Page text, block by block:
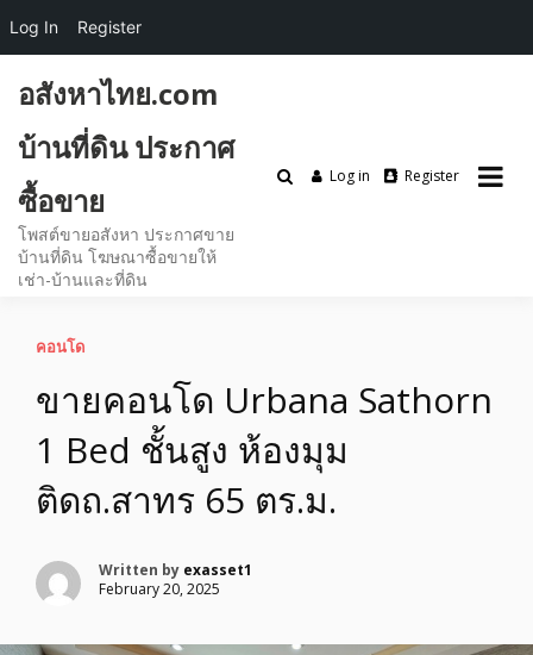
content
อสังหาไทย.com
บ้านที่ดิน ประกาศ
ซื้อขาย
โพสต์ขายอสังหา ประกาศขาย
บ้านที่ดิน โฆษณาซื้อขายให้
เช่า-บ้านและที่ดิน
Log in Register
คอนโด
ขายคอนโด Urbana Sathorn
1 Bed ชั้นสูง ห้องมุม
ติดถ.สาทร 65 ตร.ม.
Written by exasset1
February 20, 2025
Log In Register